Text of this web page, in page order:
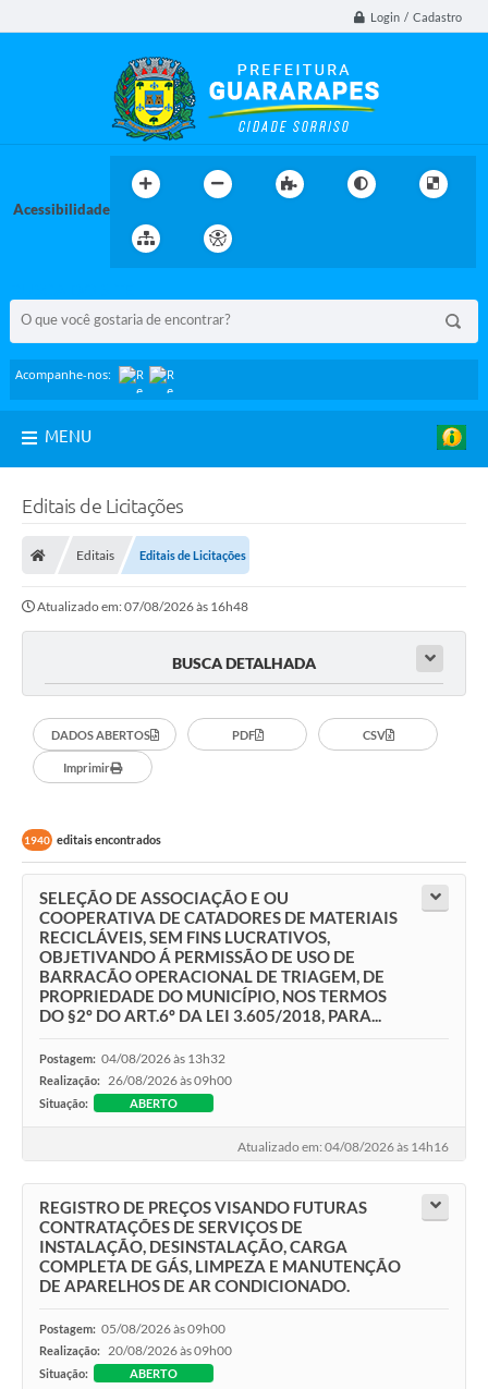
Login / Cadastro
Acessibilidade
Acompanhe-nos:
MENU
Editais de Licitações
Editais Editais de Licitações
Atualizado em: 07/08/2026 às 16h48
BUSCA DETALHADA
DADOS ABERTOS PDF CSV
Imprimir
1940 editais encontrados
SELEÇÃO DE ASSOCIAÇÃO E OU
COOPERATIVA DE CATADORES DE MATERIAIS
RECICLÁVEIS, SEM FINS LUCRATIVOS,
OBJETIVANDO Á PERMISSÃO DE USO DE
BARRACÃO OPERACIONAL DE TRIAGEM, DE
PROPRIEDADE DO MUNICÍPIO, NOS TERMOS
DO §2º DO ART.6º DA LEI 3.605/2018, PARA...
Postagem: 04/08/2026 às 13h32
Realização: 26/08/2026 às 09h00
Situação: ABERTO
Atualizado em: 04/08/2026 às 14h16
REGISTRO DE PREÇOS VISANDO FUTURAS
CONTRATAÇÕES DE SERVIÇOS DE
INSTALAÇÃO, DESINSTALAÇÃO, CARGA
COMPLETA DE GÁS, LIMPEZA E MANUTENÇÃO
DE APARELHOS DE AR CONDICIONADO.
Postagem: 05/08/2026 às 09h00
Realização: 20/08/2026 às 09h00
Situação: ABERTO